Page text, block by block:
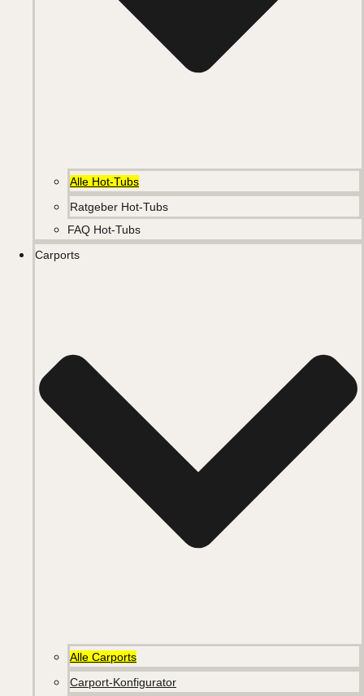
Alle Hot-Tubs
Ratgeber Hot-Tubs
FAQ Hot-Tubs
Carports
Alle Carports
Carport-Konfigurator